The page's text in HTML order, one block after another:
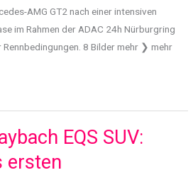
AMG GT2 nach einer intensiven
im Rahmen der ADAC 24h Nürburgring
8 Bilder mehr ❯ mehr
EQS SUV:
ersten